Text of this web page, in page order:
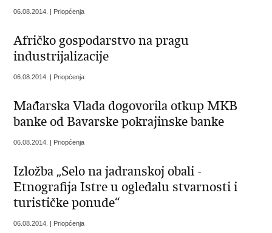
06.08.2014. | Priopćenja
Afričko gospodarstvo na pragu
industrijalizacije
06.08.2014. | Priopćenja
Mađarska Vlada dogovorila otkup MKB
banke od Bavarske pokrajinske banke
06.08.2014. | Priopćenja
Izložba „Selo na jadranskoj obali -
Etnografija Istre u ogledalu stvarnosti i
turističke ponude“
06.08.2014. | Priopćenja